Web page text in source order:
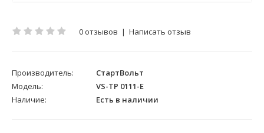
0 отзывов | Написать отзыв
Производитель:
СтартВольт
Модель:
VS-TP 0111-E
Наличие:
Есть в наличии